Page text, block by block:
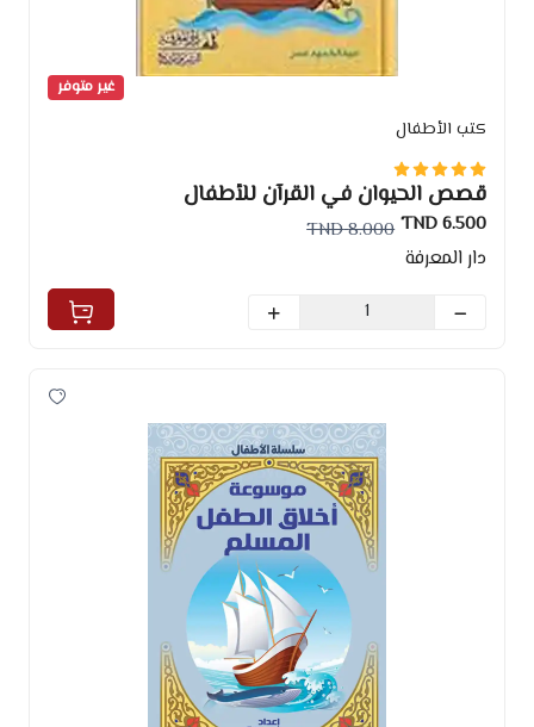
غير متوفر
كتب الأطفال
قصص الحيوان في القرآن للأطفال
6.500 TND
8.000 TND
دار المعرفة